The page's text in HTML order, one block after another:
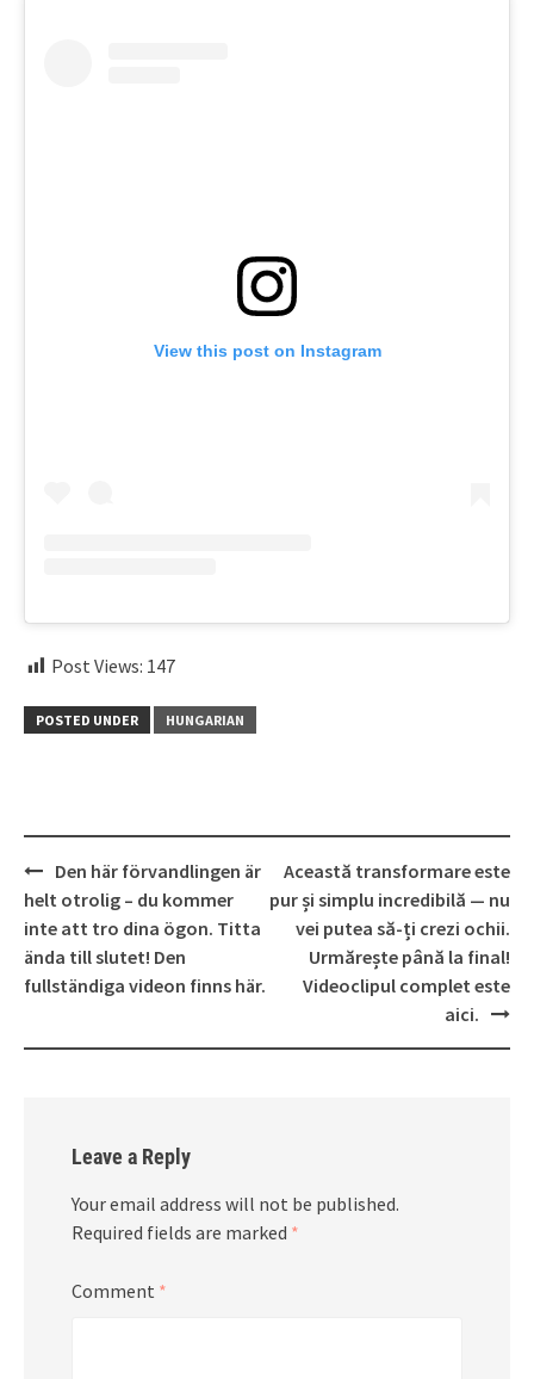
View this post on Instagram
Post Views: 147
POSTED UNDER HUNGARIAN
Post
navigation
Den här förvandlingen är
helt otrolig – du kommer
inte att tro dina ögon. Titta
ända till slutet! Den
fullständiga videon finns här.
Această transformare este
pur și simplu incredibilă — nu
vei putea să-ți crezi ochii.
Urmărește până la final!
Videoclipul complet este
aici.
Leave a Reply
Your email address will not be published.
Required fields are marked *
Comment *